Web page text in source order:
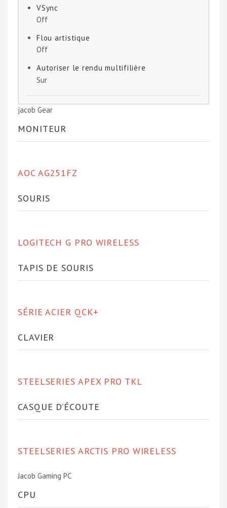
VSync
Off
Flou artistique
Off
Autoriser le rendu multifilière
Sur
jacob Gear
MONITEUR
AOC AG251FZ
SOURIS
LOGITECH G PRO WIRELESS
TAPIS DE SOURIS
SÉRIE ACIER QCK+
CLAVIER
STEELSERIES APEX PRO TKL
CASQUE D’ÉCOUTE
STEELSERIES ARCTIS PRO WIRELESS
Jacob Gaming PC
CPU